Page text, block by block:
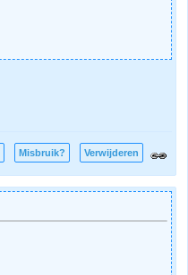
Misbruik? Verwijderen